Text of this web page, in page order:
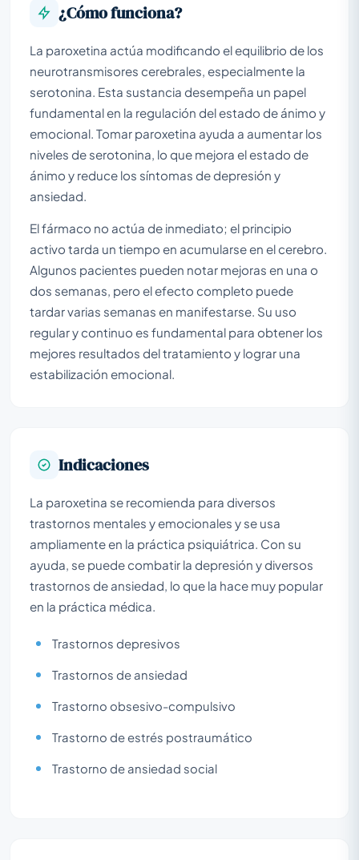
¿Cómo funciona?
La paroxetina actúa modificando el equilibrio de los
neurotransmisores cerebrales, especialmente la
serotonina. Esta sustancia desempeña un papel
fundamental en la regulación del estado de ánimo y
emocional. Tomar paroxetina ayuda a aumentar los
niveles de serotonina, lo que mejora el estado de
ánimo y reduce los síntomas de depresión y
ansiedad.
El fármaco no actúa de inmediato; el principio
activo tarda un tiempo en acumularse en el cerebro.
Algunos pacientes pueden notar mejoras en una o
dos semanas, pero el efecto completo puede
tardar varias semanas en manifestarse. Su uso
regular y continuo es fundamental para obtener los
mejores resultados del tratamiento y lograr una
estabilización emocional.
Indicaciones
La paroxetina se recomienda para diversos
trastornos mentales y emocionales y se usa
ampliamente en la práctica psiquiátrica. Con su
ayuda, se puede combatir la depresión y diversos
trastornos de ansiedad, lo que la hace muy popular
en la práctica médica.
Trastornos depresivos
Trastornos de ansiedad
Trastorno obsesivo-compulsivo
Trastorno de estrés postraumático
Trastorno de ansiedad social